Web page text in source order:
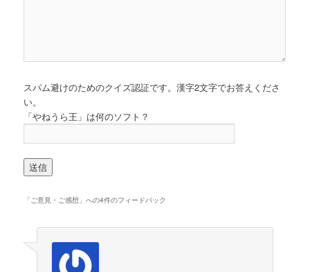
スパム避けのためのクイズ認証です。漢字2文字でお答えくださ
い。
「やねうら王」は何のソフト？
「ご意見・ご感想 」への4件のフィードバック